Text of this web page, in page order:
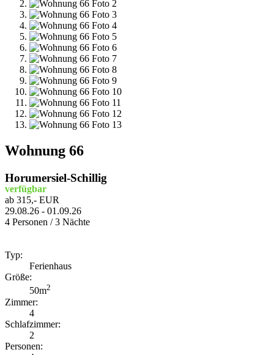
Wohnung 66
Horumersiel-Schillig
verfügbar
ab 315,- EUR
29.08.26 - 01.09.26
4 Personen / 3 Nächte
Typ:
Ferienhaus
Größe:
50m2
Zimmer:
4
Schlafzimmer:
2
Personen: